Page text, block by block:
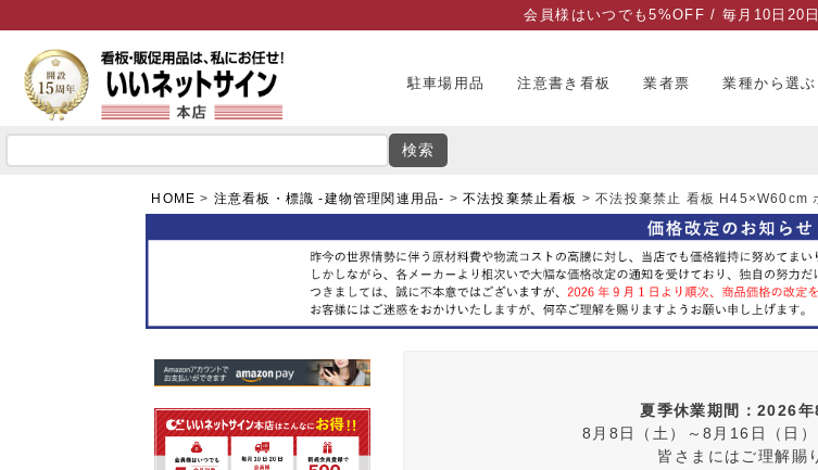
会員様はいつでも5%OFF / 毎月10日20
駐車場用品 注意書き看板 業者票 業種から選ぶ
検索
HOME 注意看板・標識 -建物管理関連用品- 不法投棄禁止看板 不法投棄禁止 看板 H45×W60cm
夏季休業期間：2026
8月8日（土）～8月16日（日
皆さまにはご理解賜